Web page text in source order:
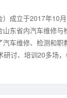
成立于2017年10
东省内汽车维修
车维修、检测和
讨、培训20多场